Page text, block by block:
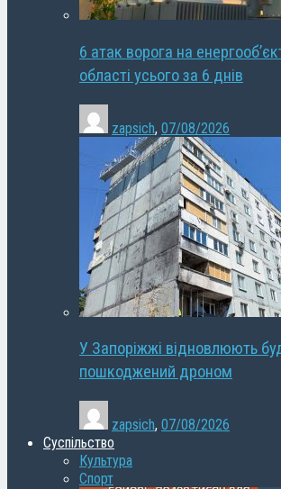
6 атак ворога на
області усього за 6 днів
zapsich, 07/08/2026
У Запоріжжі відновлюють
пошкоджений дроном
zapsich, 07/08/2026
Суспільство
Культура
Спорт